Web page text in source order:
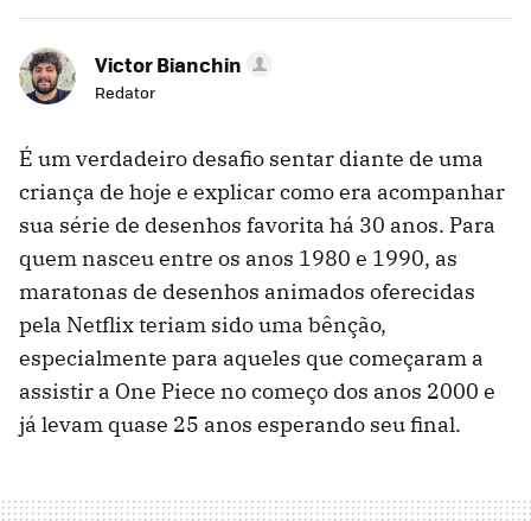
Victor Bianchin
Redator
É um verdadeiro desafio sentar diante de uma
criança de hoje e explicar como era acompanhar
sua série de desenhos favorita há 30 anos. Para
quem nasceu entre os anos 1980 e 1990, as
maratonas de desenhos animados oferecidas
pela Netflix teriam sido uma bênção,
especialmente para aqueles que começaram a
assistir a One Piece no começo dos anos 2000 e
já levam quase 25 anos esperando seu final.